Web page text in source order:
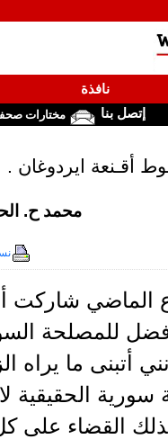
نافذة
إتصل بنا مختارات
أقـنعة
محمد ح.
للمصلحة
أتبنى ما يراه
الحقيقية
القضاء على